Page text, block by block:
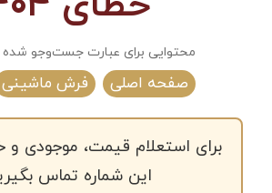
محتوایی برای عبارت جست‌و‌جو
صفحه اصلی فرش ماشینی
برای استعلام قیمت، موجودی و
این شماره تماس